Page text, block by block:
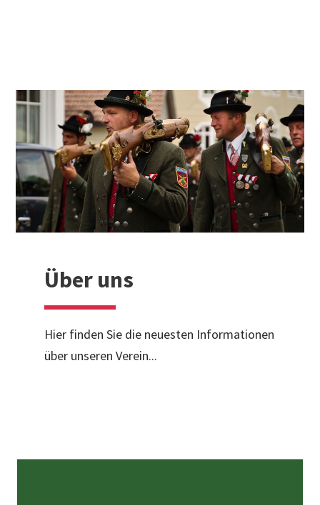
Über uns
Hier finden Sie die neuesten Informationen
über unseren Verein...